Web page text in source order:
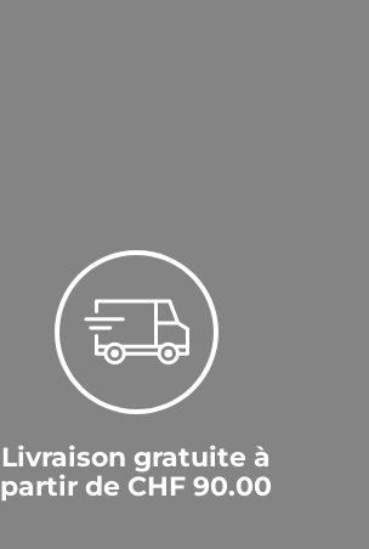
Livraison gratuite à
partir de CHF 90.00